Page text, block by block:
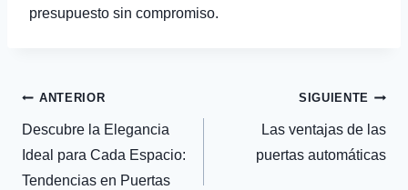
presupuesto sin compromiso.
Navegación
de
ANTERIOR
Descubre la Elegancia
Ideal para Cada Espacio:
Tendencias en Puertas
SIGUIENTE
Las ventajas de las
puertas automáticas